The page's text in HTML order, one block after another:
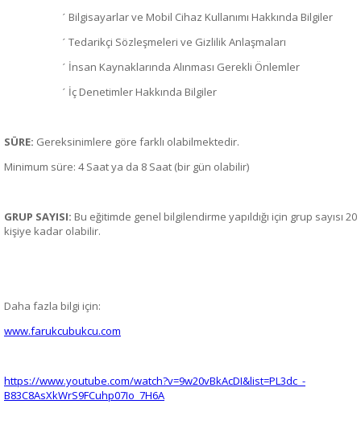
´ Bilgisayarlar ve Mobil Cihaz Kullanımı Hakkında Bilgiler
´ Tedarikçi Sözleşmeleri ve Gizlilik Anlaşmaları
´ İnsan Kaynaklarında Alınması Gerekli Önlemler
´ İç Denetimler Hakkında Bilgiler
SÜRE: Gereksinimlere göre farklı olabilmektedir.
Minimum süre: 4 Saat ya da 8 Saat (bir gün olabilir)
GRUP SAYISI: Bu eğitimde genel bilgilendirme yapıldığı için grup sayısı 20
kişiye kadar olabilir.
Daha fazla bilgi için:
www.farukcubukcu.com
https://www.youtube.com/watch?v=9w20vBkAcDI&list=PL3dc_-
B83C8AsXkWrS9FCuhp07Io_7H6A